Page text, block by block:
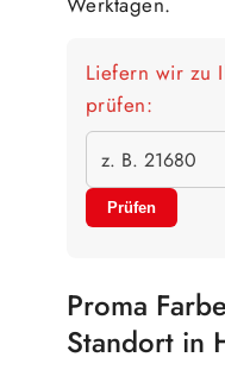
Liefern wir zu
prüfen:
Prüfen
Proma
Standort in